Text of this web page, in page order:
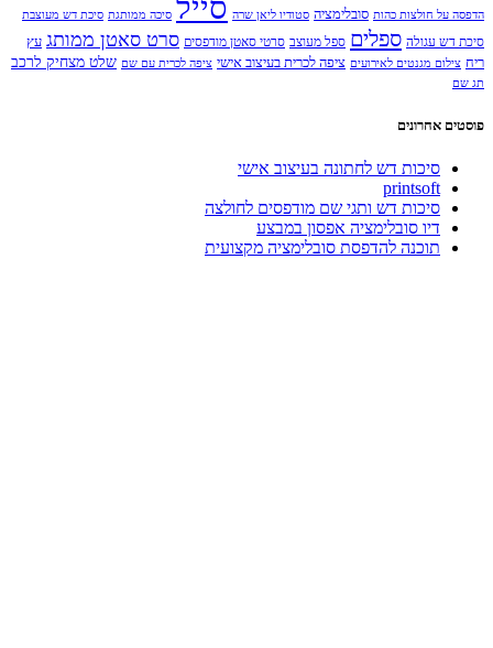
הדפסה על חולצות כהות סובלימציה סטודיו ליאן שרה סייל סיכה ממותגת סיכת דש מעוצבת
סיכת דש עגולה ספלים ספל מעוצב סרטי סאטן מודפסים סרט סאטן ממותג עץ
ריח צילום מגנטים לאירועים ציפה לכרית בעיצוב אישי ציפה לכרית עם שם שלט מצחיק לרכב
תג שם
פוסטים אחרונים
סיכות דש לחתונה בעיצוב אישי
printsoft
סיכות דש ותגי שם מודפסים לחולצה
דיו סובלימציה אפסון במבצע
תוכנה להדפסת סובלימציה מקצועית